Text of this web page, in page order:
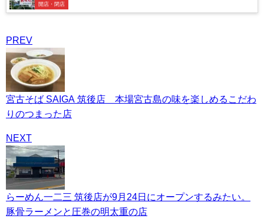
開店・閉店
PREV
宮古そば SAIGA 筑後店 本場宮古島の味を楽しめるこだわ
りのつまった店
NEXT
らーめん一二三 筑後店が9月24日にオープンするみたい。
豚骨ラーメンと圧巻の明太重の店